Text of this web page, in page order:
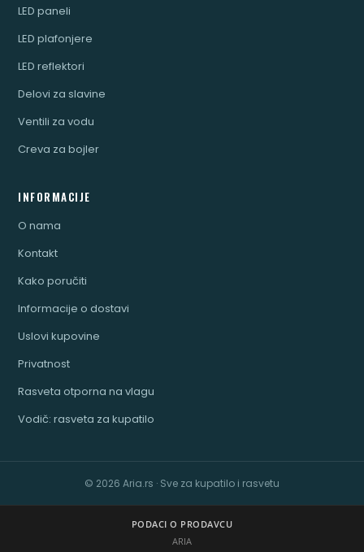
LED paneli
LED plafonjere
LED reflektori
Delovi za slavine
Ventili za vodu
Creva za bojler
INFORMACIJE
O nama
Kontakt
Kako poručiti
Informacije o dostavi
Uslovi kupovine
Privatnost
Rasveta otporna na vlagu
Vodič: rasveta za kupatilo
© 2026 Aria.rs · Sve za kupatilo i rasvetu
PODACI O PRODAVCU
ARIA